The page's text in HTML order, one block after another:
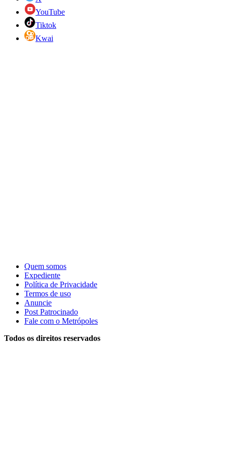
YouTube
Tiktok
Kwai
Quem somos
Expediente
Política de Privacidade
Termos de uso
Anuncie
Post Patrocinado
Fale com o Metrópoles
Todos os direitos reservados